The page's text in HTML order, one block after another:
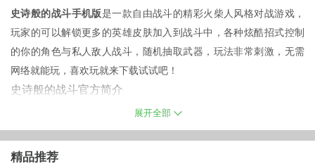
史诗般的战斗手机版是一款自由战斗的精彩火柴人风格对战游戏，
玩家的可以解锁更多的英雄皮肤加入到战斗中，各种炫酷招式控制
的你的角色与私人敌人战斗，随机抽取武器，玩法非常刺激，无需
网络就能玩，喜欢玩就来下载试试吧！
史诗般的战斗官方简介
经典火柴人风格的动作冒险类游戏，画风十分的魔性趣味，可以和
以给玩家带来不一样的游戏的体验感受来进行游戏，使用手中的武
展开全部
精品推荐